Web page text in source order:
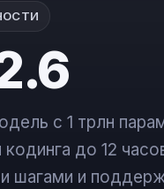
с 1 трлн
до 12
шагами и